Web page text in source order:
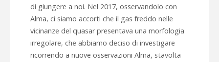
di giungere a noi. Nel 2017, osservandolo con
Alma, ci siamo accorti che il gas freddo nelle
vicinanze del quasar presentava una morfologia
irregolare, che abbiamo deciso di investigare
ricorrendo a nuove osservazioni Alma, stavolta